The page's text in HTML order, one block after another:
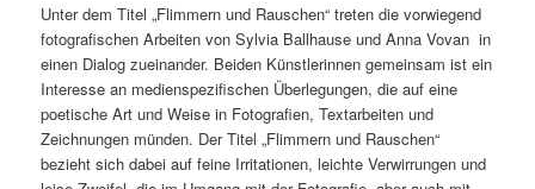
Unter dem Titel „Flimmern und Rauschen“ treten die vorwiegend
fotografischen Arbeiten von Sylvia Ballhause und Anna Vovan in
einen Dialog zueinander. Beiden Künstlerinnen gemeinsam ist ein
Interesse an medienspezifischen Überlegungen, die auf eine
poetische Art und Weise in Fotografien, Textarbeiten und
Zeichnungen münden. Der Titel „Flimmern und Rauschen“
bezieht sich dabei auf feine Irritationen, leichte Verwirrungen und